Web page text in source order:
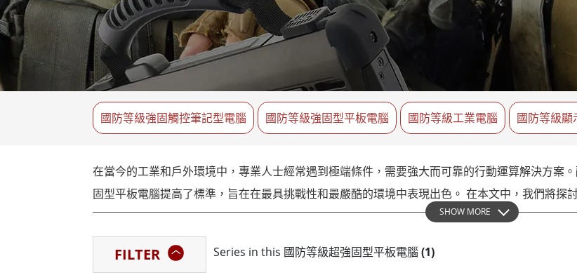
Android車載電腦
車載平板電腦
工業物聯網閘道器
無線電閘道器
醫管等級工業電腦
醫管等級顯示器
強固型機器人控制器
邊緣運算人工智慧移動電腦
機器人控制器
石油和天然氣, ATEX等級
ATEX等級強固型平板電腦
ATEX等級強固型手持行動電腦
ATEX等級工業電腦
More
人工智慧電腦
邊緣運算人工智慧移動
邊緣運算人工智慧工
邊緣運算人工智慧嵌
國防等級強固觸控筆記型電腦 國防等級強固型平板電腦 國防等級工業電腦 國防等級顯
在當今的工業和戶外環境中，專業人士經常遇到極端條件，需要強大而可靠的行動運算解決方案
固型平板電腦提高了標準，旨在在最具挑戰性和最嚴酷的環境中表現出色。 在本文中，我們將探
何幫助使用者輕鬆處理複雜的任務。
● 無與倫比的耐用性：
SHOW MORE
FILTER Series in this 國防等級超強固型平板電腦 (1)